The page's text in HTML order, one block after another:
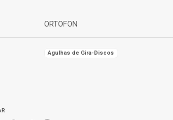
ORTOFON
Agulhas de Gira-Discos